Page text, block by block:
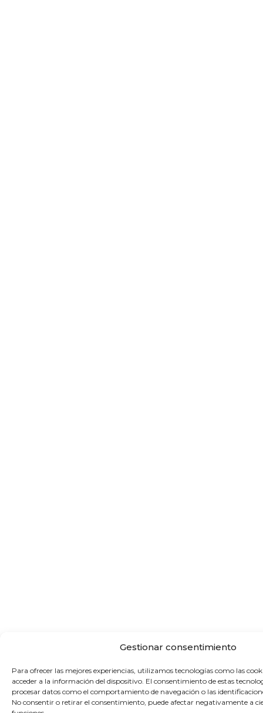
Gestionar consentimiento
Para ofrecer las mejores experiencias, utilizamos tecnologías como las
acceder a la información del dispositivo. El consentimiento de estas
procesar datos como el comportamiento de navegación o las
No consentir o retirar el consentimiento, puede afectar negativamente a